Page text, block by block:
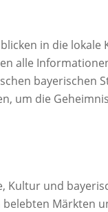
in die lokale
alle
bayerischen
um die
Kultur und
Märkten